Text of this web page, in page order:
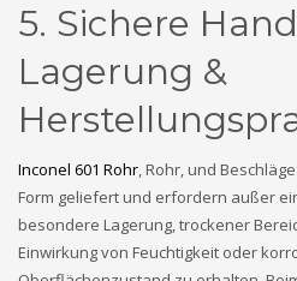
5. Sichere
Lagerung &
Inconel 601 Rohr, Rohr, und
Form geliefert und erfordern außer
besondere Lagerung, trockener
Einwirkung von Feuchtigkeit oder